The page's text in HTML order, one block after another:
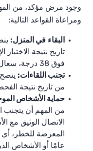
وجود مرض مؤكد، من
ومراعاة القواعد التالية:
البقاء في المنزل:
تاريخ نتيجة
فوق 38 درجة، سعال وضيق في التنفس).
تجنب اللقاءات:
من تاريخ نتيجة
حماية الأشخاص
من المهم أن يتجنب
الاتصال الوثيق مع
عامًا أو الأشخاص